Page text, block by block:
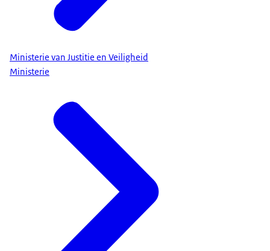
Ministerie van Justitie en Veiligheid
Ministerie